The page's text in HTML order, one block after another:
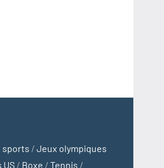
sports /Jeux olympiques
US / Boxe /Tennis /